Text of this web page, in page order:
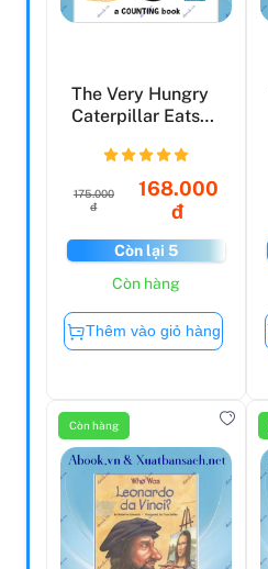
The Very Hungry
Caterpillar Eats
Coun...
175.000
đ
168.000
đ
Còn lại 5
Còn hàng
Thêm vào giỏ hàng
Còn hàng